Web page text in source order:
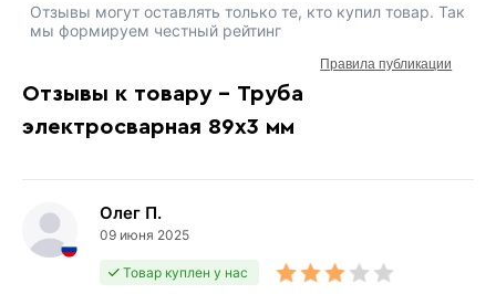
Отзывы к товару - Труба
электросварная 89х3 мм
Олег П.
09 июня 2025
Товар куплен у нас
Отзывы могут оставлять только те, кто купил товар. Так
мы формируем честный рейтинг
Правила публикации